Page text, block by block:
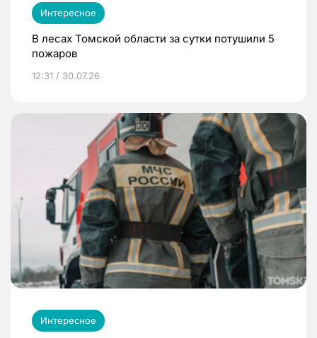
Интересное
В лесах Томской области за сутки потушили 5
пожаров
12:31 / 30.07.26
Интересное